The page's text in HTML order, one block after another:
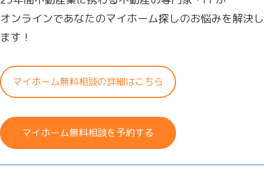
オンラインであなたのマイホーム探しのお悩みを解決し
ます！
マイホーム無料相談の詳細はこちら
マイホーム無料相談を予約する